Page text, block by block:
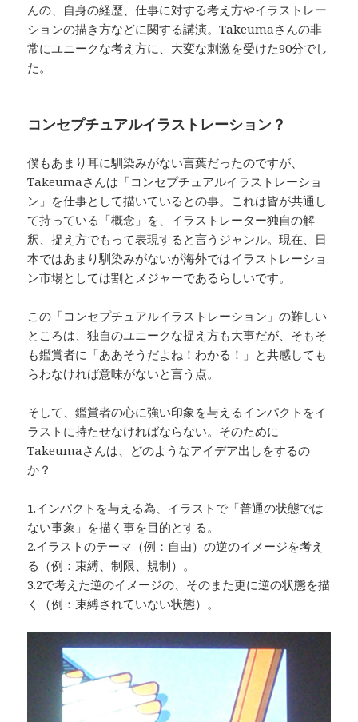
んの、自身の経歴、仕事に対する考え方やイラストレー
ションの描き方などに関する講演。Takeumaさんの非
常にユニークな考え方に、大変な刺激を受けた90分でし
た。
コンセプチュアルイラストレーション？
僕もあまり耳に馴染みがない言葉だったのですが、
Takeumaさんは「コンセプチュアルイラストレーショ
ン」を仕事として描いているとの事。これは皆が共通し
て持っている「概念」を、イラストレーター独自の解
釈、捉え方でもって表現すると言うジャンル。現在、日
本ではあまり馴染みがないが海外ではイラストレーショ
ン市場としては割とメジャーであるらしいです。
この「コンセプチュアルイラストレーション」の難しい
ところは、独自のユニークな捉え方も大事だが、そもそ
も鑑賞者に「ああそうだよね！わかる！」と共感しても
らわなければ意味がないと言う点。
そして、鑑賞者の心に強い印象を与えるインパクトをイ
ラストに持たせなければならない。そのために
Takeumaさんは、どのようなアイデア出しをするの
か？
1.インパクトを与える為、イラストで「普通の状態では
ない事象」を描く事を目的とする。
2.イラストのテーマ（例：自由）の逆のイメージを考え
る（例：束縛、制限、規制）。
3.2で考えた逆のイメージの、そのまた更に逆の状態を描
く（例：束縛されていない状態）。